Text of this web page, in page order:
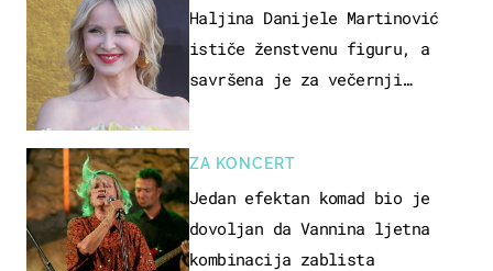
Haljina Danijele Martinović
ističe ženstvenu figuru, a
savršena je za večernji
ZA KONCERT
Jedan efektan komad bio je
dovoljan da Vannina ljetna
kombinacija zablista